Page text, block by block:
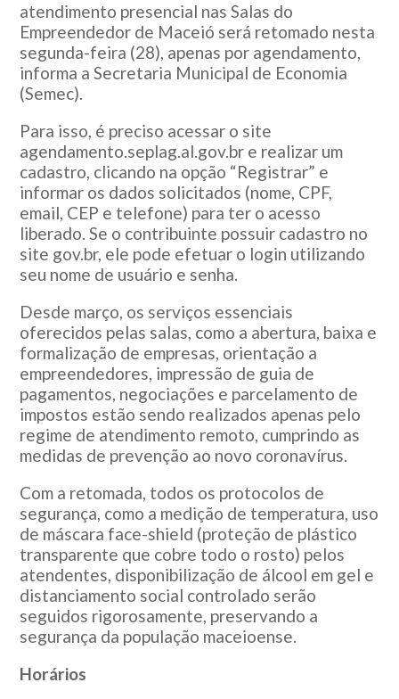
atendimento presencial nas Salas do
Empreendedor de Maceió será retomado nesta
segunda-feira (28), apenas por agendamento,
informa a Secretaria Municipal de Economia
(Semec).
Para isso, é preciso acessar o site
agendamento.seplag.al.gov.br e realizar um
cadastro, clicando na opção “Registrar” e
informar os dados solicitados (nome, CPF,
email, CEP e telefone) para ter o acesso
liberado. Se o contribuinte possuir cadastro no
site gov.br, ele pode efetuar o login utilizando
seu nome de usuário e senha.
Desde março, os serviços essenciais
oferecidos pelas salas, como a abertura, baixa e
formalização de empresas, orientação a
empreendedores, impressão de guia de
pagamentos, negociações e parcelamento de
impostos estão sendo realizados apenas pelo
regime de atendimento remoto, cumprindo as
medidas de prevenção ao novo coronavírus.
Com a retomada, todos os protocolos de
segurança, como a medição de temperatura, uso
de máscara face-shield (proteção de plástico
transparente que cobre todo o rosto) pelos
atendentes, disponibilização de álcool em gel e
distanciamento social controlado serão
seguidos rigorosamente, preservando a
segurança da população maceioense.
Horários